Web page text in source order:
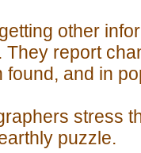
other
They report
found, and in
stress
puzzle.